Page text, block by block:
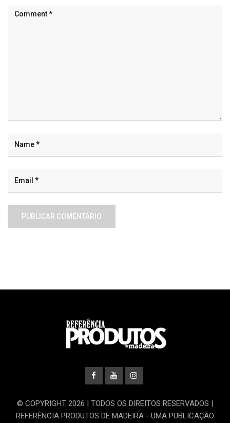
© COPYRIGHT 2026 | TODOS OS DIREITOS RESERVADOS |
REFERÊNCIA PRODUTOS DE MADEIRA - UMA PUBLICAÇÃO